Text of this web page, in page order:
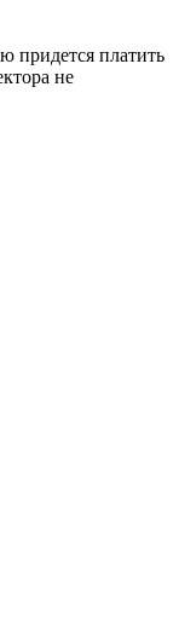
придется платить
не